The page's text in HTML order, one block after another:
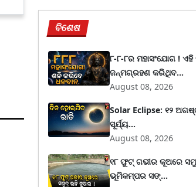
ବିଶେଷ
୮-୮-୮ର ମହାସଂଯୋଗ !
ଜନ୍ମଗ୍ରହଣ କରିଥିବ...
August 08, 2026
Solar Eclipse: ୧୨
ସୂର୍ଯ୍ୟ...
August 08, 2026
୧୮ ଫୁଟ୍ ଗଭୀର କୂଅରେ
ଭୂମିକମ୍ପର ସଙ୍...